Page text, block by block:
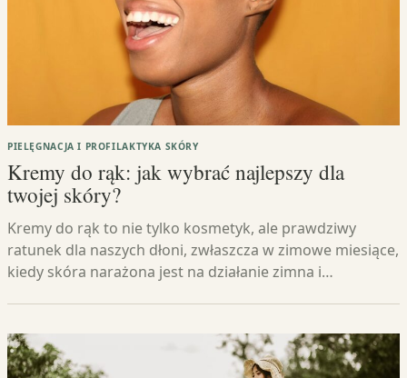
PIELĘGNACJA I PROFILAKTYKA SKÓRY
Kremy do rąk: jak wybrać najlepszy dla
twojej skóry?
Kremy do rąk to nie tylko kosmetyk, ale prawdziwy
ratunek dla naszych dłoni, zwłaszcza w zimowe miesiące,
kiedy skóra narażona jest na działanie zimna i…